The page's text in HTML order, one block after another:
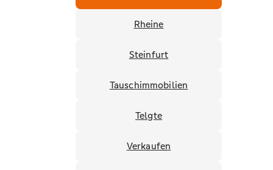
Rheine
Steinfurt
Tauschimmobilien
Telgte
Verkaufen